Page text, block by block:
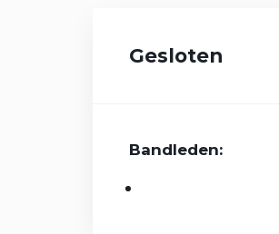
Gesloten
Bandleden: